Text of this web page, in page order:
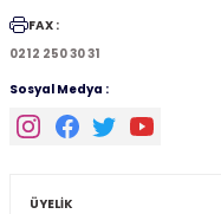
FAX :
0212 250 30 31
Sosyal Medya :
ÜYELİK